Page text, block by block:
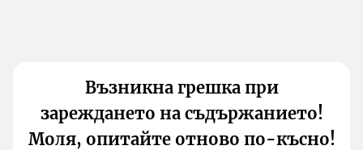
Възникна грешка при
зареждането на съдържанието!
Моля, опитайте отново по-късно!